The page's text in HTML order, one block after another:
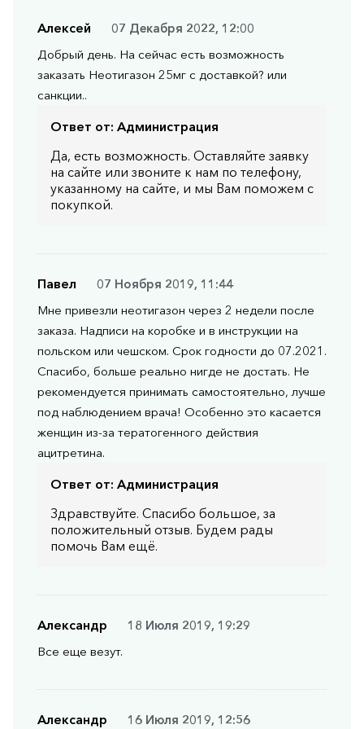
Алексей
07 Декабря 2022, 12:00
Добрый день. На сейчас есть возможность
заказать Неотигазон 25мг с доставкой? или
санкции..
Ответ от: Администрация
Да, есть возможность. Оставляйте заявку
на сайте или звоните к нам по телефону,
указанному на сайте, и мы Вам поможем с
покупкой.
Павел
07 Ноября 2019, 11:44
Мне привезли неотигазон через 2 недели после
заказа. Надписи на коробке и в инструкции на
польском или чешском. Срок годности до 07.2021.
Спасибо, больше реально нигде не достать. Не
рекомендуется принимать самостоятельно, лучше
под наблюдением врача! Особенно это касается
женщин из-за тератогенного действия
ацитретина.
Ответ от: Администрация
Здравствуйте. Спасибо большое, за
положительный отзыв. Будем рады
помочь Вам ещё.
Александр
18 Июля 2019, 19:29
Все еще везут.
Александр
16 Июля 2019, 12:56